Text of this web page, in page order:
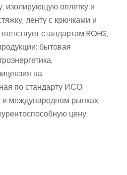
изолирующую оплетку и
ленту с крючками и
стандартам ROHS,
бытовая
на
по стандарту ИСО
и международном рынках,
цену.